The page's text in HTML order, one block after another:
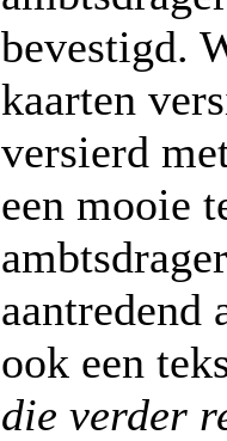
bevestigd.
kaarten
versierd
een mooie
aantredend
ook een
die verder